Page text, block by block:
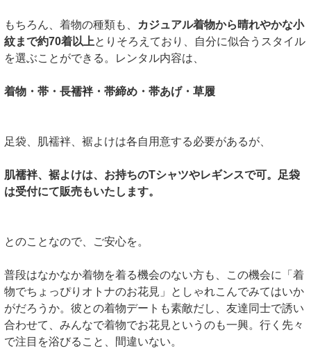
もちろん、着物の種類も、
カジュアル着物から晴れやかな小
紋まで約70着以上とりそろえており、自分に似合うスタイル
を選ぶことができる。レンタル内容は、
着物・帯・長襦袢・帯締め・帯あげ・草履
足袋、肌襦袢、裾よけは各自用意する必要があるが、
肌襦袢、裾よけは、お持ちのTシャツやレギンスで可。足袋
は受付にて販売もいたします。
とのことなので、ご安心を。
普段はなかなか着物を着る機会のない方も、この機会に「着
物でちょっぴりオトナのお花見」としゃれこんでみてはいか
がだろうか。彼との着物デートも素敵だし、友達同士で誘い
合わせて、みんなで着物でお花見というのも一興。行く先々
で注目を浴びること、間違いない。